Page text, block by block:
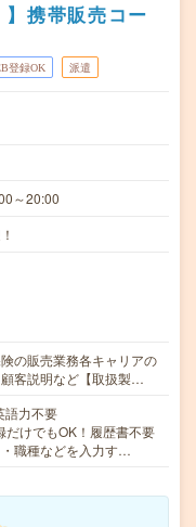
】携帯販売コー
登録OK 派遣
～20:00
の販売業務各キャリアの
客説明など【取扱製…
語力不要
けでもOK！履歴書不要
職種などを入力す…